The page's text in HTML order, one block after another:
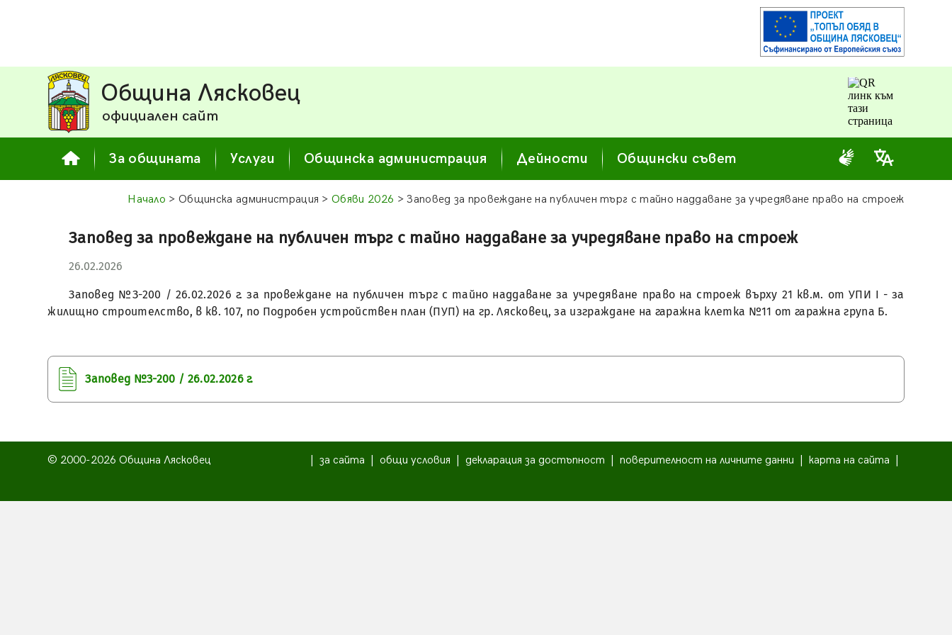
Община Лясковец
официален сайт
За общината Услуги Общинска администрация Дейности Общински съвет
Начало > Общинска администрация >Обяви 2026 > Заповед за провеждане на публичен търг с тайно наддаване за учредяване право на строеж
Заповед за провеждане на публичен търг с тайно наддаване за учредяване право на строеж
26.02.2026
Заповед №З-200 / 26.02.2026 г. за провеждане на публичен търг с тайно наддаване за учредяване право на строеж върху 21 кв.м. от УПИ І - за
жилищно строителство, в кв. 107, по Подробен устройствен план (ПУП) на гр. Лясковец, за изграждане на гаражна клетка №11 от гаражна група Б.
Заповед №З-200 / 26.02.2026 г.
© 2000-2026 Община Лясковец за сайта общи условия декларация за достъпност поверителност на личните данни карта на сайта